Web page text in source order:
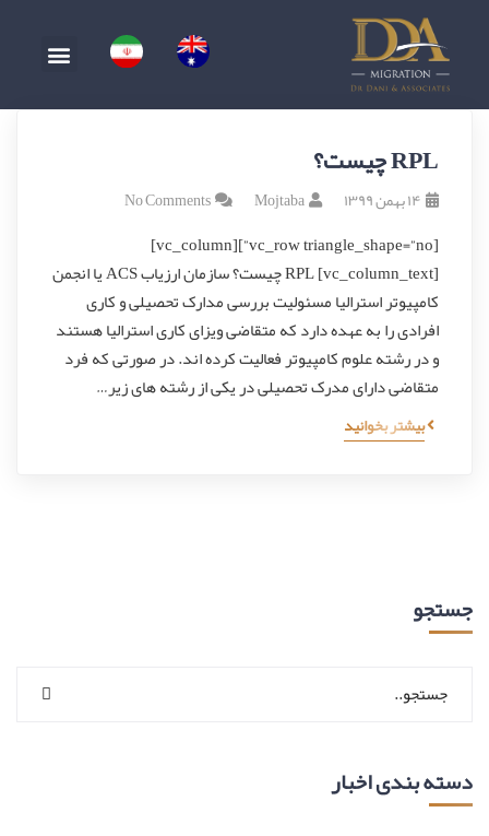
RPL چیست؟
۱۴ بهمن ۱۳۹۹ Mojtaba
No Comments
[vc_row triangle_shape=”no”][vc_column]
[vc_column_text] RPL چیست؟ سازمان ارزیاب ACS یا انجمن
کامپیوتر استرالیا مسئولیت بررسی مدارک تحصیلی و کاری
افرادی را به عهده دارد که متقاضی ویزای کاری استرالیا هستند
و در رشته علوم کامپیوتر فعالیت کرده اند. در صورتی که فرد
متقاضی دارای مدرک تحصیلی در یکی از رشته های زیر…
بیشتر بخوانید
جستجو
دسته بندی اخبار